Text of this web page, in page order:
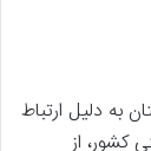
به دلیل ارتباط
کشور، از